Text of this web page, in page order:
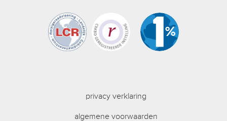
privacy verklaring
algemene voorwaarden